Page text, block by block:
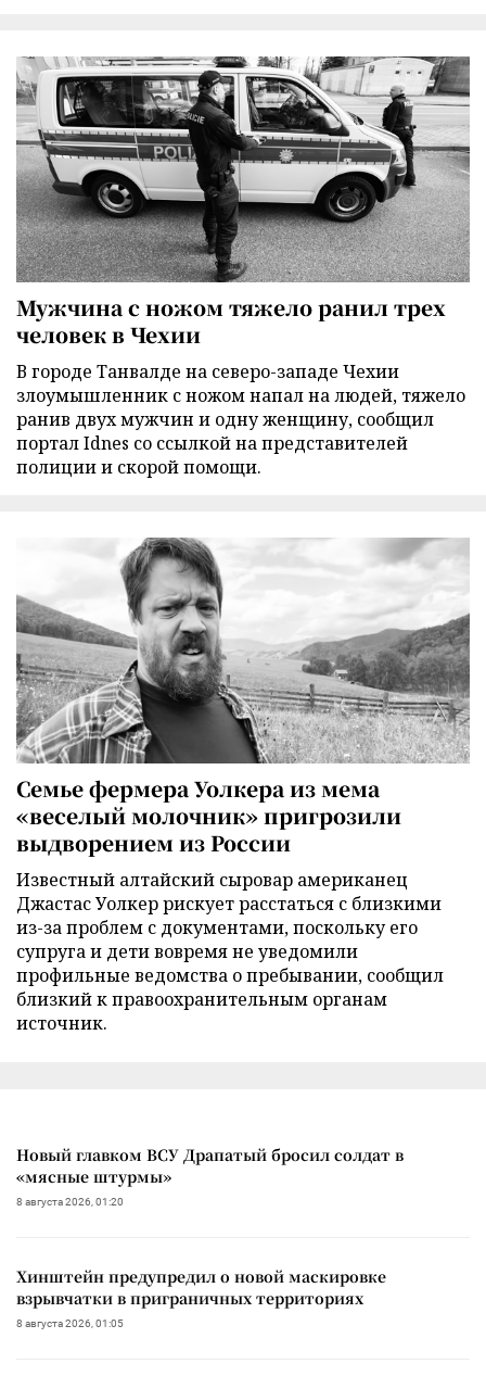
Мужчина с ножом тяжело ранил трех
человек в Чехии
В городе Танвалде на северо-западе Чехии
злоумышленник с ножом напал на людей, тяжело
ранив двух мужчин и одну женщину, сообщил
портал Idnes со ссылкой на представителей
полиции и скорой помощи.
Семье фермера Уолкера из мема
«веселый молочник» пригрозили
выдворением из России
Известный алтайский сыровар американец
Джастас Уолкер рискует расстаться с близкими
из-за проблем с документами, поскольку его
супруга и дети вовремя не уведомили
профильные ведомства о пребывании, сообщил
близкий к правоохранительным органам
источник.
Новый главком ВСУ Драпатый бросил солдат в
«мясные штурмы»
8 августа 2026, 01:20
Хинштейн предупредил о новой маскировке
взрывчатки в приграничных территориях
8 августа 2026, 01:05